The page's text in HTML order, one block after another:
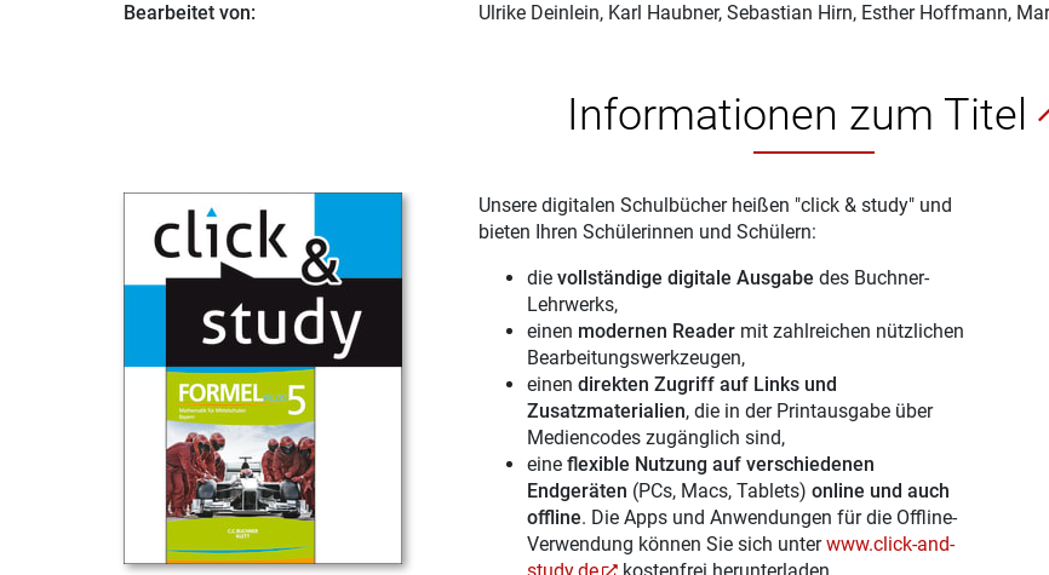
Bearbeitet von:
Ulrike Deinlein, Karl Haubner, Sebastian Hirn, Esther Hoffmann,
Informationen zum Titel
Unsere digitalen Schulbücher heißen "click & study" und
bieten Ihren Schülerinnen und Schülern:
die vollständige digitale Ausgabe des Buchner-
Lehrwerks,
einen modernen Readermit zahlreichen nützlichen
Bearbeitungswerkzeugen,
einen direkten Zugriff auf Links und
Zusatzmaterialien, die in der Printausgabe über
Mediencodes zugänglich sind,
eine flexible Nutzung auf verschiedenen
Endgeräten (PCs, Macs, Tablets) online und auch
offline. Die Apps und Anwendungen für die Offline-
Verwendung können Sie sich unterwww.click-and-